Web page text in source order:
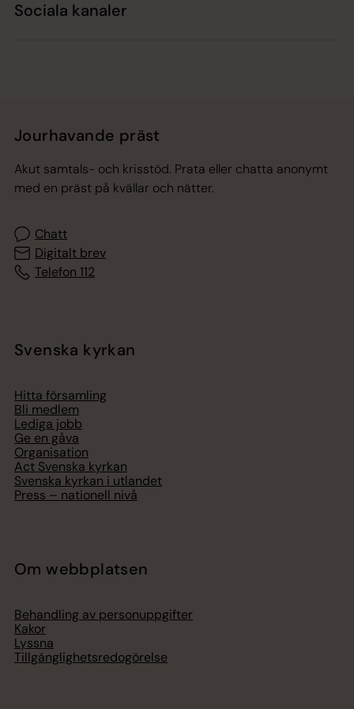
Sociala kanaler
Jourhavande präst
Akut samtals- och krisstöd. Prata eller chatta anonymt
med en präst på kvällar och nätter.
Chatt
Digitalt brev
Telefon 112
Svenska kyrkan
Hitta församling
Bli medlem
Lediga jobb
Ge en gåva
Organisation
Act Svenska kyrkan
Svenska kyrkan i utlandet
Press – nationell nivå
Om webbplatsen
Behandling av personuppgifter
Kakor
Lyssna
Tillgänglighetsredogörelse